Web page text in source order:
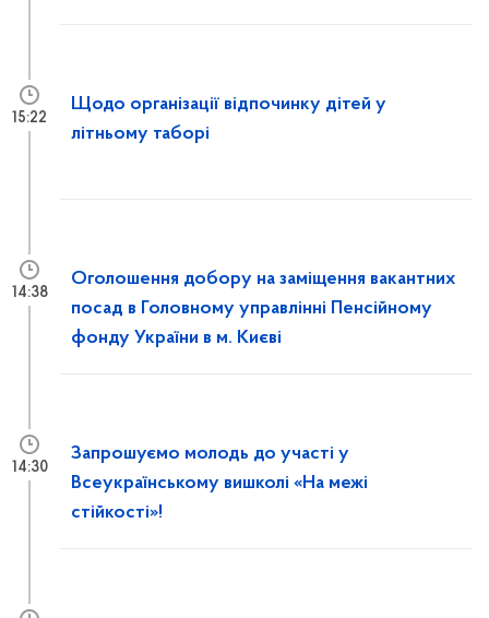
Щодо організації відпочинку дітей у
літньому таборі
15:22
Оголошення добору на заміщення вакантних
посад в Головному управлінні Пенсійному
фонду України в м. Києві
14:38
Запрошуємо молодь до участі у
Всеукраїнському вишколі «На межі
стійкості»!
14:30